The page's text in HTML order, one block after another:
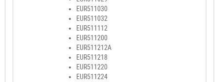
EUR511030
EUR511032
EUR511112
EUR511200
EUR511212A
EUR511218
EUR511220
EUR511224